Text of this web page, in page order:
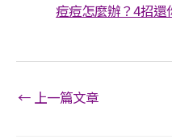
痘痘怎麼辦？4招還
← 上一篇文章